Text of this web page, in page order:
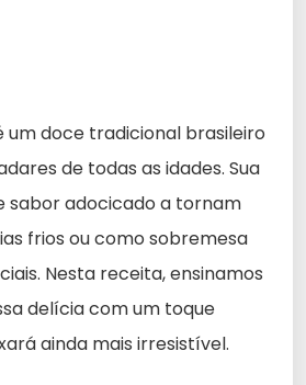
um doce tradicional brasileiro
de todas as idades. Sua
sabor adocicado a tornam
frios ou como sobremesa
Nesta receita, ensinamos
delícia com um toque
ainda mais irresistível.